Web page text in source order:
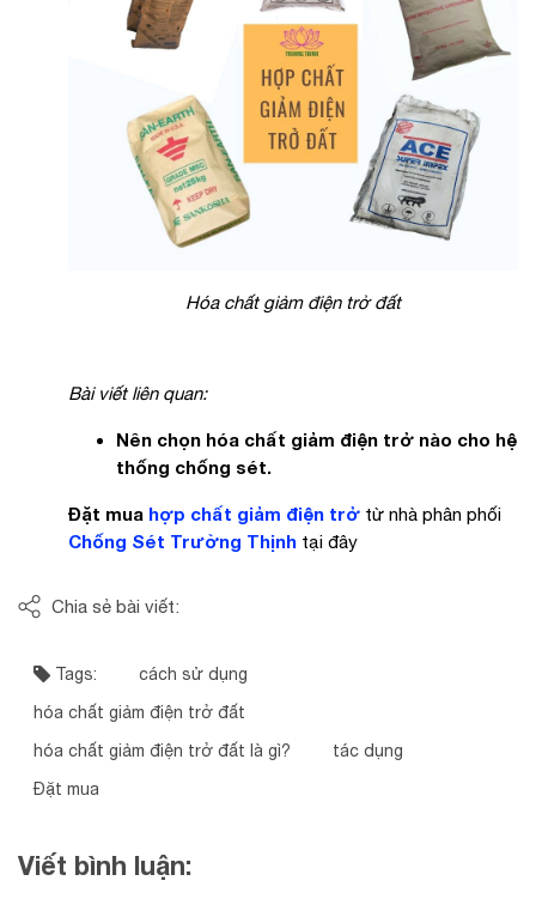
Hóa chất giảm điện trở đất
Bài viết liên quan:
Nên chọn hóa chất giảm điện trở nào cho hệ
thống chống sét.
Đặt mua hợp chất giảm điện trở từ nhà phân phối
Chống Sét Trường Thịnh tại đây
Chia sẻ bài viết:
Tags:
cách sử dụng
hóa chất giảm điện trở đất
hóa chất giảm điện trở đất là gì?
tác dụng
Đặt mua
Viết bình luận: